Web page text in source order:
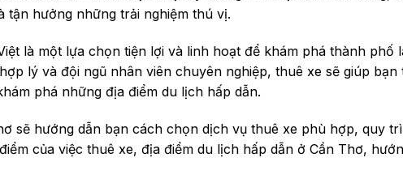
tận hưởng những trải nghiệm thú vị.
là một lựa chọn tiện lợi và linh hoạt để khám phá thành phố
lý và đội ngũ nhân viên chuyên nghiệp, thuê xe sẽ giúp bạn
phá những địa điểm du lịch hấp dẫn.
sẽ hướng dẫn bạn cách chọn dịch vụ thuê xe phù hợp, quy
của việc thuê xe, địa điểm du lịch hấp dẫn ở Cần Thơ,